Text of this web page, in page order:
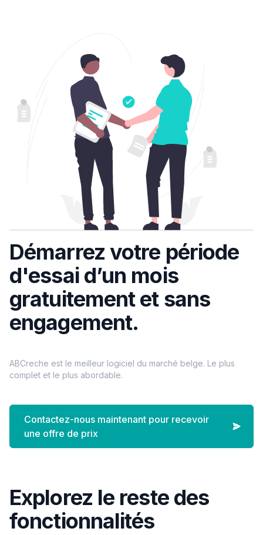
Démarrez votre période
d'essai d’un mois
gratuitement et sans
engagement.
ABCreche est le meilleur logiciel du marché belge. Le plus
complet et le plus abordable.
Contactez-nous maintenant pour recevoir
une offre de prix
Explorez le reste des
fonctionnalités